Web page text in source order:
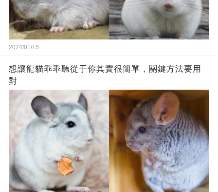
2024/01/15
想讓龍貓乖乖聽從于你其實很簡單，關鍵方法要用
對